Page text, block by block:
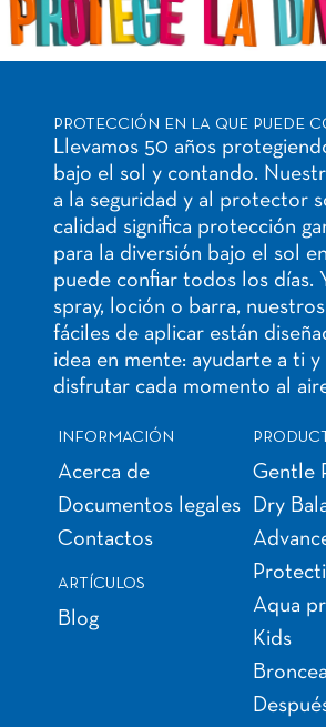
PROTECCIÓN EN LA QUE PUEDE
Llevamos 50 años
bajo el sol y contando.
a la seguridad y al protector
calidad significa protección
para la diversión bajo el sol
puede confiar todos los días.
spray, loción o barra,
fáciles de aplicar están
idea en mente: ayudarte a ti y
disfrutar cada momento al
INFORMACIÓN
Acerca de
Documentos legales
Contactos
ARTÍCULOS
Blog
Gentle
Dry
Aqua
Kids